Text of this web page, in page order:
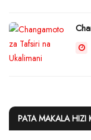
PATA MAKALA HIZI